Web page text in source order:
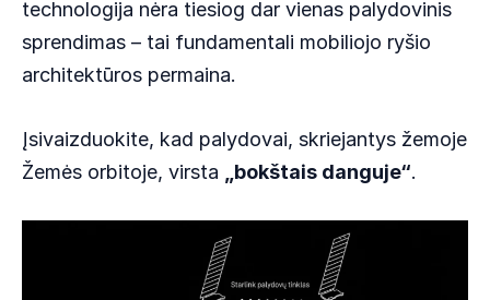
technologija nėra tiesiog dar vienas palydovinis
sprendimas – tai fundamentali mobiliojo ryšio
architektūros permaina.
Įsivaizduokite, kad palydovai, skriejantys žemoje
Žemės orbitoje, virsta
„bokštais danguje“.